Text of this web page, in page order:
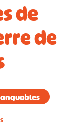
de
de